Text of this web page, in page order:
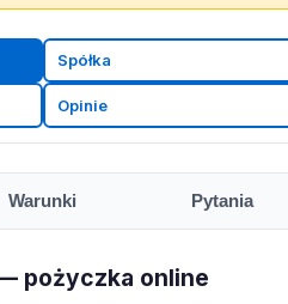
Spółka
Opinie
Warunki Pytania
pożyczka online